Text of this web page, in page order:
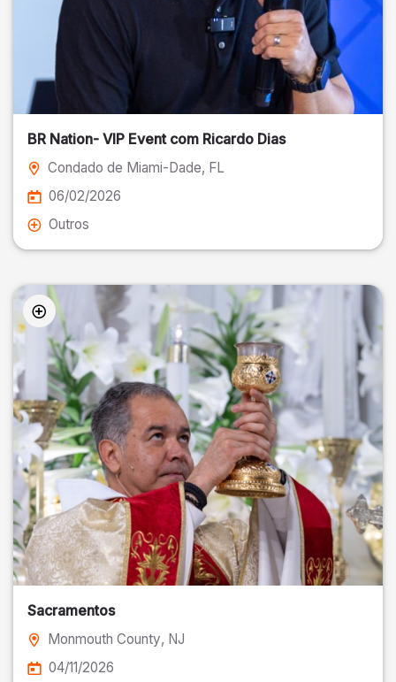
BR Nation- VIP Event com Ricardo Dias
Condado de Miami-Dade, FL
06/02/2026
Outros
Sacramentos
Monmouth County, NJ
04/11/2026